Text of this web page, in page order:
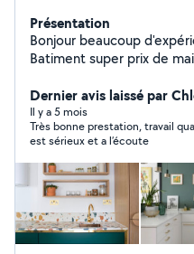
Présentation
Bonjour beaucoup
Batiment super prix de
-électricité -plomberie -
- _super qualité de travail
marchandises gratuite
Dernier avis laissé par
Il y a 5 mois
Très bonne prestation, travail
est sérieux et a l’écoute